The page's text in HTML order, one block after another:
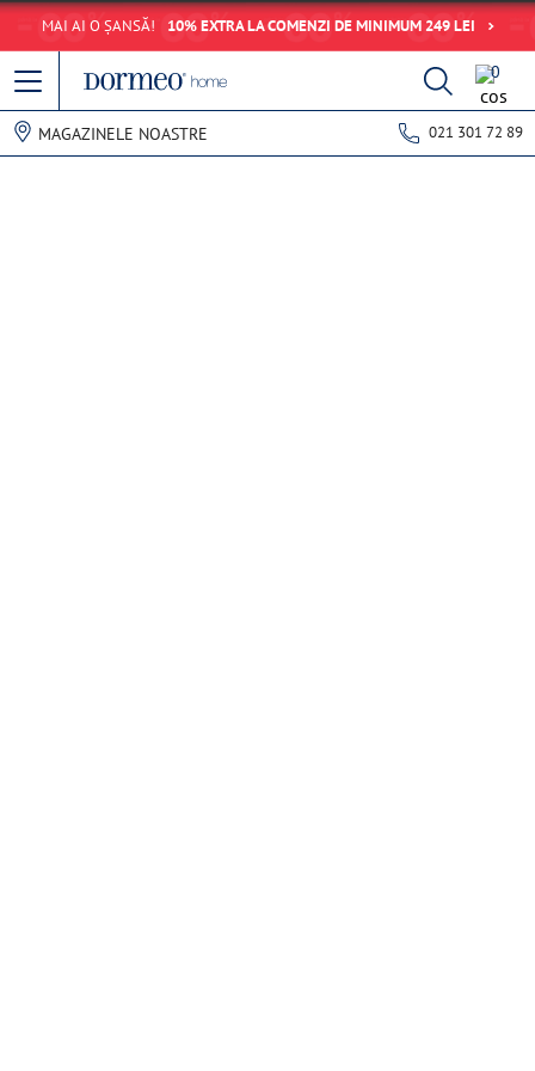
MAI AI O ȘANSĂ! 10% EXTRA LA COMENZI DE MINIMUM 249 LEI
0
MAGAZINELE NOASTRE 021 301 72 89